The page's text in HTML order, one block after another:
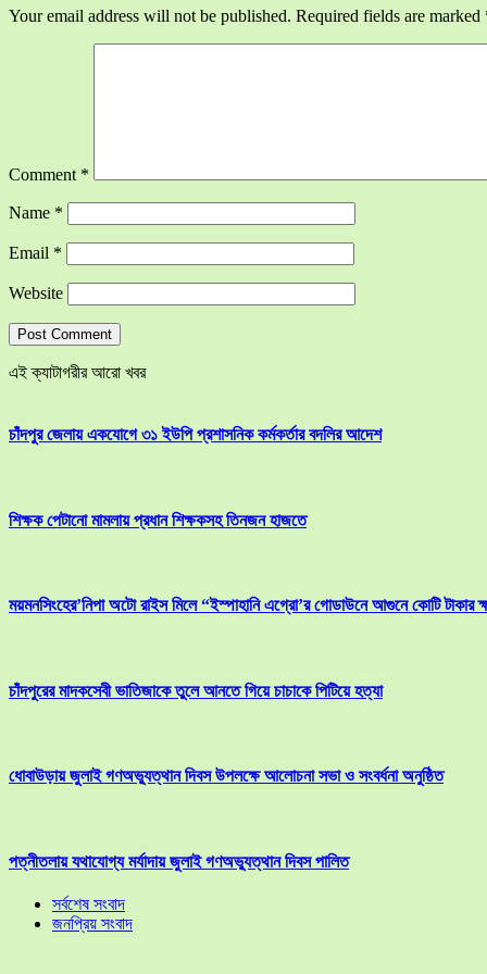
Your email address will not be published. Required fields are marked
Comment *
Name *
Email *
Website
এই ক্যাটাগরীর আরো খবর
চাঁদপুর জেলায় একযোগে ৩১ ইউপি প্রশাসনিক কর্মকর্তার বদলির আদেশ
শিক্ষক পেটানো মামলায় প্রধান শিক্ষকসহ তিনজন হাজতে
ময়মনসিংহের’নিপা অটো রাইস মিলে “ইস্পাহানি এগ্রো’র গোডাউনে আগুনে কোটি টাকার
চাঁদপুরের মাদকসেবী ভাতিজাকে তুলে আনতে গিয়ে চাচাকে পিটিয়ে হত্যা
ধোবাউড়ায় জুলাই গণঅভ্যুত্থান দিবস উপলক্ষে আলোচনা সভা ও সংবর্ধনা অনুষ্ঠিত
পত্নীতলায় যথাযোগ্য মর্যাদায় জুলাই গণঅভ্যুত্থান দিবস পালিত
সর্বশেষ সংবাদ
জনপ্রিয় সংবাদ